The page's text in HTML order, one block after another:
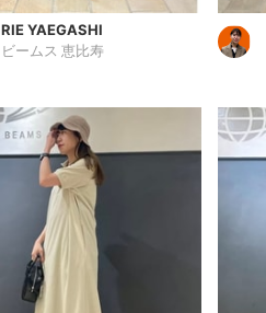
RIE YAEGASHI
ビームス 恵比寿